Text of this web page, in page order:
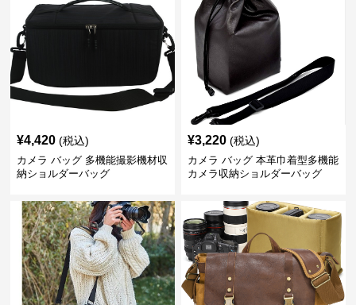
¥4,420 (税込)
カメラ バッグ 多機能撮影機材収
納ショルダーバッグ
¥3,220 (税込)
カメラ バッグ 本革巾着型多機能
カメラ収納ショルダーバッグ